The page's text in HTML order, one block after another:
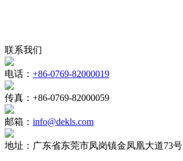
联系我们
电话： +86-0769-82000019
传真： +86-0769-82000059
邮箱： info@dekls.com
地址： 广东省东莞市凤岗镇金凤凰大道73号